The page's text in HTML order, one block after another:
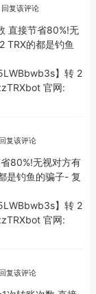
回复该评论
直接节省80%!无
TRX的都是钓鱼
】转 2
官网:
回复该评论
80%!无视对方有
是钓鱼的骗子- 复
】转 2
官网:
回复该评论